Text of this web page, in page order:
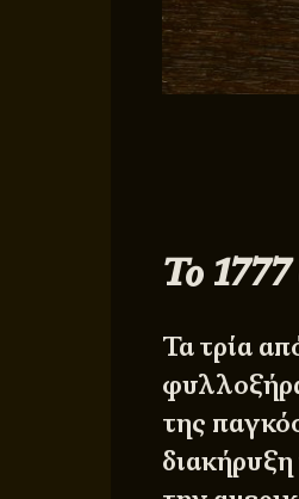
Το 1777
Τα τρία
της